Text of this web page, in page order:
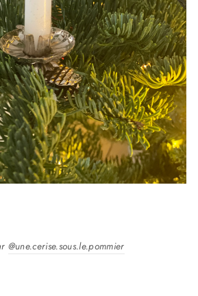
@une.cerise.sous.le.pommier